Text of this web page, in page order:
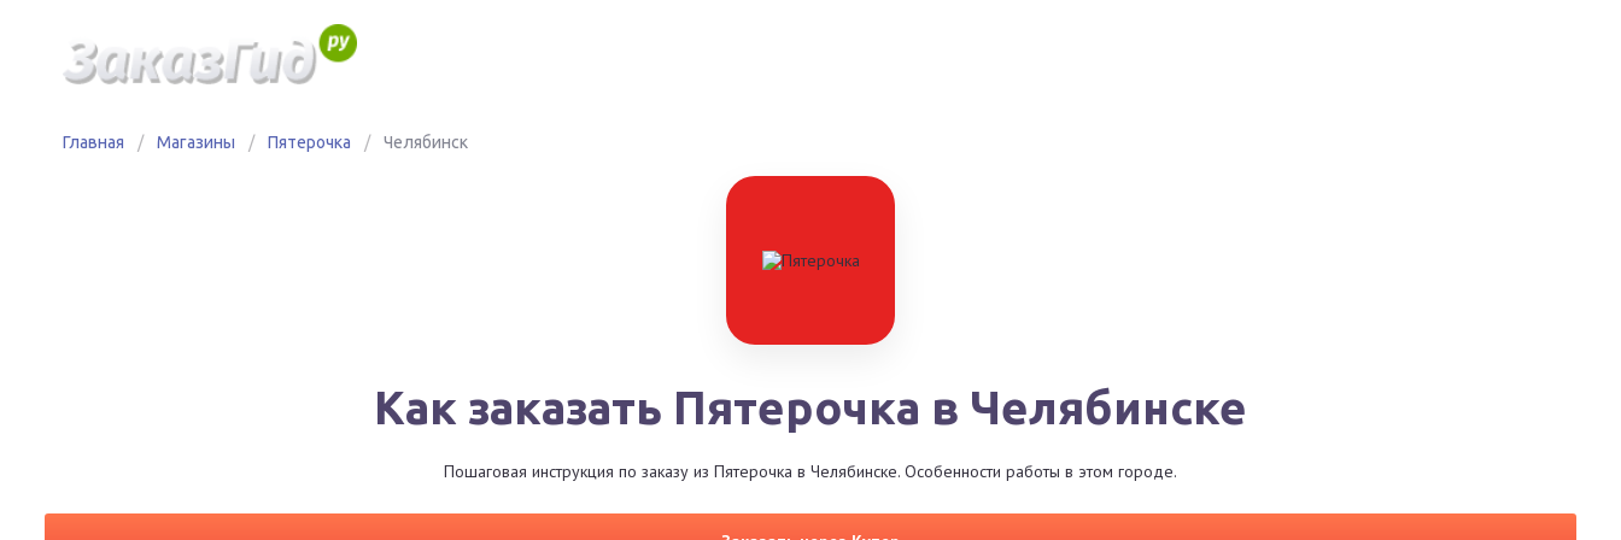
Главная / Магазины / Пятерочка / Челябинск
Как заказать Пятерочка в Челябинске
Пошаговая инструкция по заказу из Пятерочка в Челябинске. Особенности работы в этом городе.